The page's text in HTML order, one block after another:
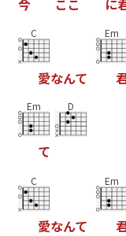
C
愛なんて
Em
Em
て
D
C
愛なんて
Em